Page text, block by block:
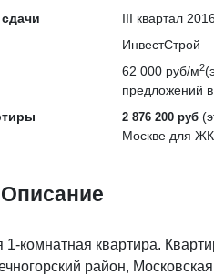
III квартал 2016
ИнвестСтрой
62 000 руб/м2
предложений
2 876 200 руб
Москве для ЖК
Описание
комнатная квартира.
район,